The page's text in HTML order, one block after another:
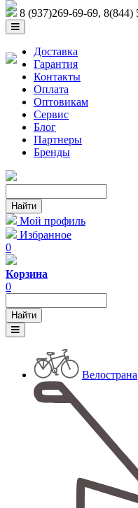
8 (937)269-69-69, 8(844)
Доставка
Гарантия
Контакты
Оплата
Оптовикам
Сервис
Блог
Партнеры
Бренды
Мой профиль
Избранное
0
Корзина
0
Велострана